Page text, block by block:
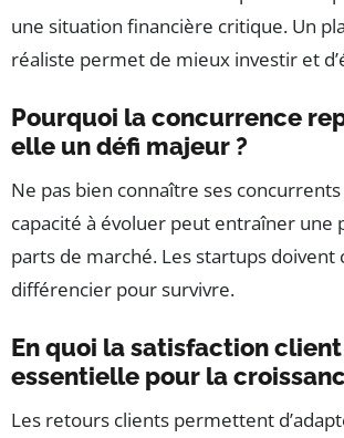
une situation financière critique. Un
réaliste permet de mieux investir et
Pourquoi la concurrence
elle un défi majeur ?
Ne pas bien connaître ses
capacité à évoluer peut entraîner une
parts de marché. Les startups doivent
différencier pour survivre.
En quoi la satisfaction
essentielle pour la
Les retours clients permettent